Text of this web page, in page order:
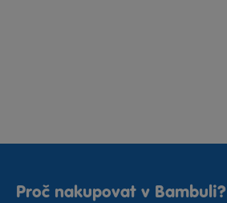
Proč nakupovat v Bambuli?